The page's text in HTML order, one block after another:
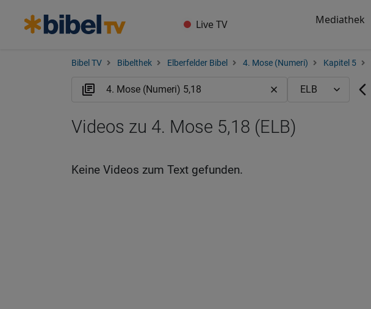
Live TV Mediathek
Bibel TV Bibelthek Elberfelder Bibel 4. Mose (Numeri) Kapitel 5
Videos zu 4. Mose 5,18 (ELB)
Keine Videos zum Text gefunden.